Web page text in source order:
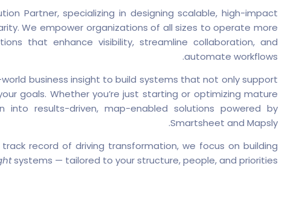
Partner, specializing in designing scalable, high-impact
We empower organizations of all sizes to operate more
that enhance visibility, streamline collaboration, and
automate workflows.
business insight to build systems that not only support
goals. Whether you’re just starting or optimizing mature
into results-driven, map-enabled solutions powered by
Smartsheet and Mapsly.
record of driving transformation, we focus on building
systems — tailored to your structure, people, and priorities.